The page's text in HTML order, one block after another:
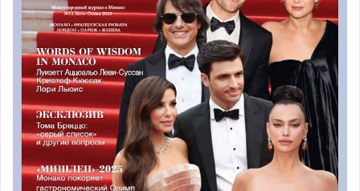
чем ста служащими больницы, ультимативно готов
покинуть свой пост в связи с разладом с его новым
шефом. Министр Телль должен суметь поддержать
решение руководства о новом назначении в госпитале,
а также дать ответ на петицию, направленную ему
персоналом больничного комплекса.